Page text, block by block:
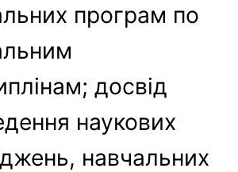
програм по
досвід
наукових
навчальних